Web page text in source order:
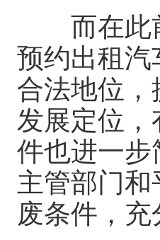
而在此前
预约出租
合法地位
发展定位
件也进一
主管部门
废条件，